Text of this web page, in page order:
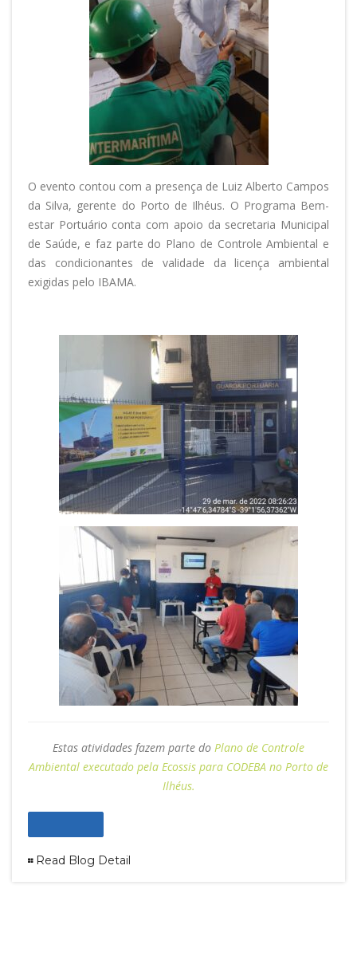
O evento contou com a presença de Luiz Alberto Campos
da Silva, gerente do Porto de Ilhéus. O Programa Bem-
estar Portuário conta com apoio da secretaria Municipal
de Saúde, e faz parte do Plano de Controle Ambiental e
das condicionantes de validade da licença ambiental
exigidas pelo IBAMA.
Estas atividades fazem parte do Plano de Controle
Ambiental executado pela Ecossis para CODEBA no Porto de
Ilhéus.
Read Blog Detail